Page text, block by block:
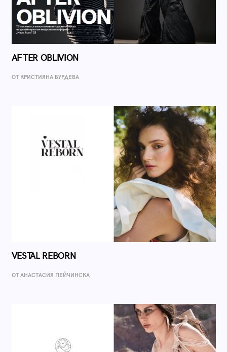
AFTER OBLIVION
ОТ КРИСТИЯНА БУРДЕВА
VESTAL REBORN
ОТ AНАСТАСИЯ ПЕЙЧИНСКА